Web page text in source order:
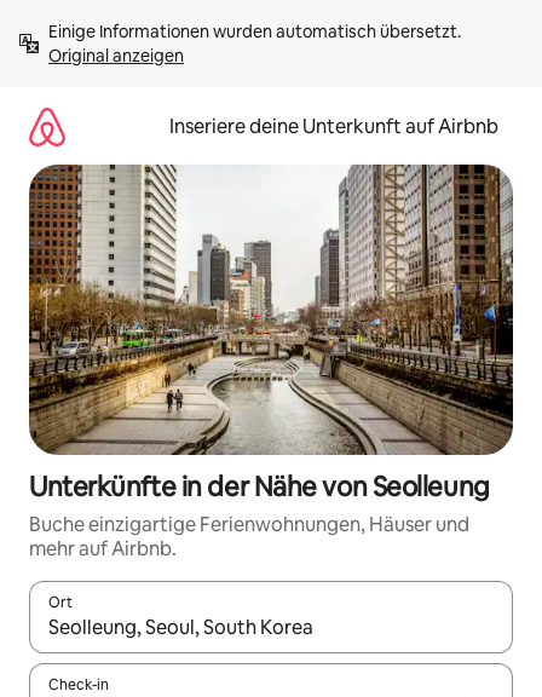
Inhalten
springenOriginal anzeigen
Inseriere deine Unterkunft auf Airbnb
Unterkünfte in der Nähe von Seolleung
Buche einzigartige Ferienwohnungen, Häuser und
mehr auf Airbnb.
Ort
Wenn Ergebnisse verfügbar sind, navigiere mit den
Check-in